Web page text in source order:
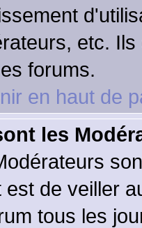
etc.
forums.
en haut de
les
est de veiller
tous les